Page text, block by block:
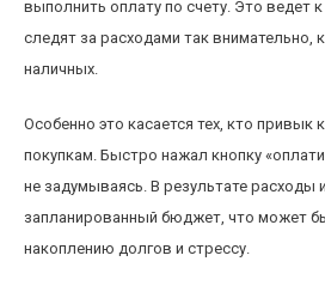
выполнить оплату по счету. Это ведет
следят за расходами так внимательно,
наличных.
Особенно это касается тех, кто привык
покупкам. Быстро нажал кнопку
не задумываясь. В результате
запланированный бюджет, что может
накоплению долгов и стрессу.